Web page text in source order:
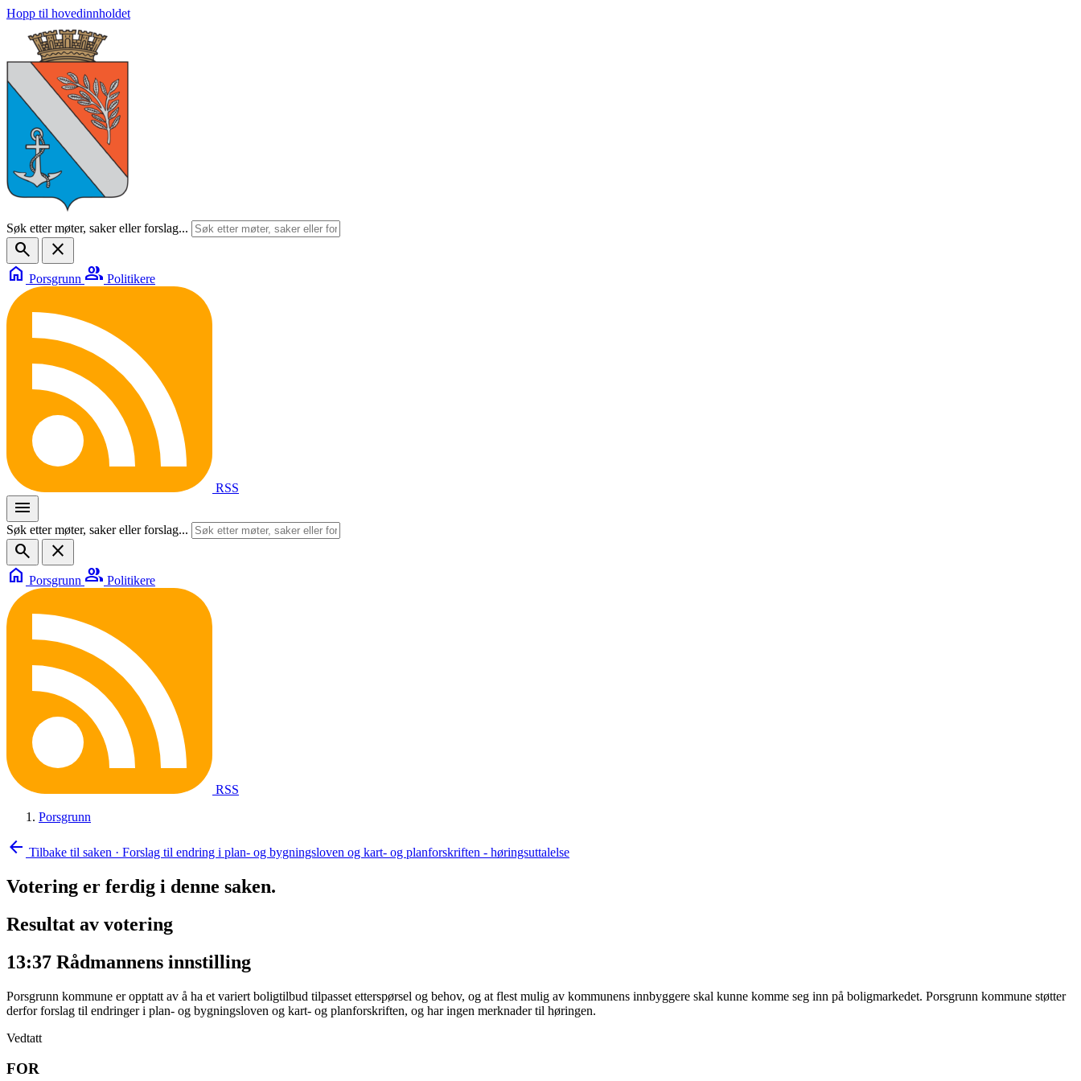
Hopp til hovedinnholdet
Søk etter møter, saker eller forslag...
search
close
home Porsgrunn group Politikere
RSS
menu
Søk etter møter, saker eller forslag...
search
close
home Porsgrunn group Politikere
RSS
Porsgrunn
arrow_back Tilbake til saken · Forslag til endring i plan- og bygningsloven og kart- og planforskriften - høringsuttalelse
Votering er ferdig i denne saken.
Resultat av votering
13:37 Rådmannens innstilling
Porsgrunn kommune er opptatt av å ha et variert boligtilbud tilpasset etterspørsel og behov, og at flest mulig av kommunens innbyggere skal kunne komme seg inn på boligmarkedet. Porsgrunn kommune støtter
derfor forslag til endringer i plan- og bygningsloven og kart- og planforskriften, og har ingen merknader til høringen.
Vedtatt
FOR